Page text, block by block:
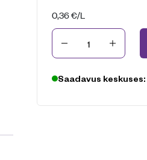
0,36€/L
Kogus
Saadavus keskuses: